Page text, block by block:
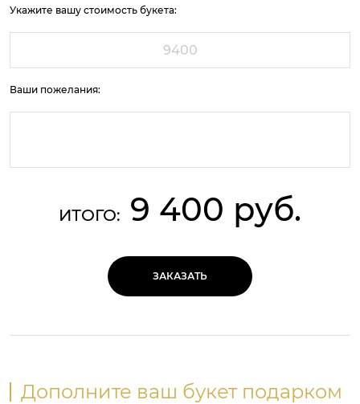
Укажите вашу стоимость букета:
Ваши пожелания:
ИТОГО: 9 400 руб.
ЗАКАЗАТЬ
Дополните ваш букет подарком